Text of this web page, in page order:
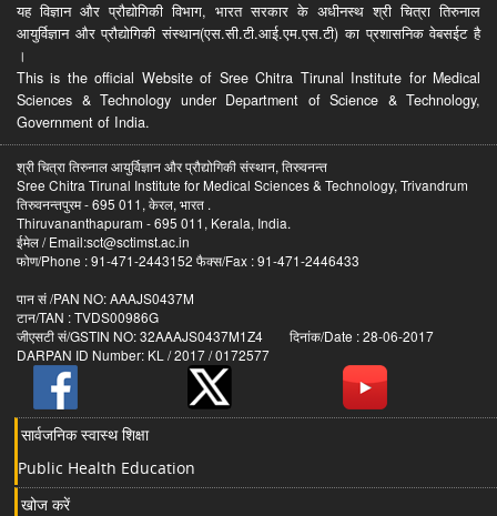
यह विज्ञान और प्रौद्योगिकी विभाग, भारत सरकार के अधीनस्थ श्री चित्रा तिरुनाल
आयुर्विज्ञान और प्रौद्योगिकी संस्थान(एस.सी.टी.आई.एम.एस.टी) का प्रशासनिक वेबसईट है
।
This is the official Website of Sree Chitra Tirunal Institute for Medical
Sciences & Technology under Department of Science & Technology,
Government of India.
श्री चित्रा तिरुनाल आयुर्विज्ञान और प्रौद्योगिकी संस्थान, तिरुवनन्त
Sree Chitra Tirunal Institute for Medical Sciences & Technology, Trivandrum
तिरुवनन्तपुरम - 695 011, केरल, भारत .
Thiruvananthapuram - 695 011, Kerala, India.
ईमेल / Email:sct@sctimst.ac.in
फोण/Phone : 91-471-2443152 फैक्स/Fax : 91-471-2446433
पान सं /PAN NO: AAAJS0437M
टान/TAN : TVDS00986G
जीएसटी सं/GSTIN NO: 32AAAJS0437M1Z4 दिनांक/Date : 28-06-2017
DARPAN ID Number: KL / 2017 / 0172577
सार्वजनिक स्वास्थ शिक्षा
Public Health Education
खोज करें